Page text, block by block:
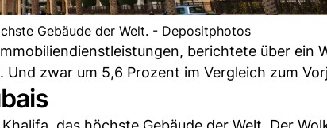
Gebäude der Welt. - Depositphotos
berichtete über ein
zwar um 5,6 Prozent im Vergleich zum